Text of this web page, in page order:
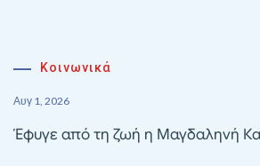
Κοινωνικά
Αυγ 1, 2026
Έφυγε από τη ζωή η Μαγδαληνή